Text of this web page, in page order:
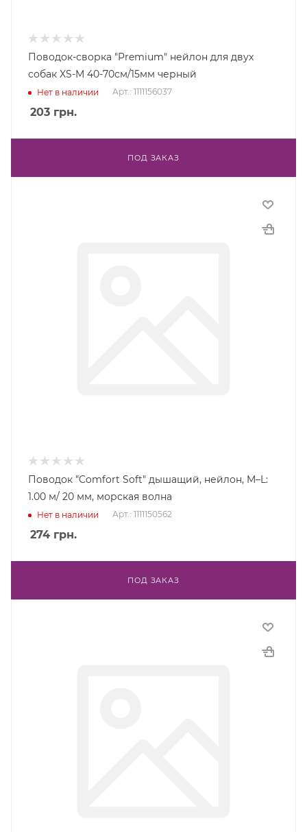
Поводок-сворка "Premium" нейлон для двух
собак XS-M 40-70см/15мм черный
Нет в наличии Арт.: 1111156037
203 грн.
ПОД ЗАКАЗ
Поводок "Comfort Soft" дышащий, нейлон, M–L:
1.00 м/ 20 мм, морская волна
Нет в наличии Арт.: 1111150562
274 грн.
ПОД ЗАКАЗ